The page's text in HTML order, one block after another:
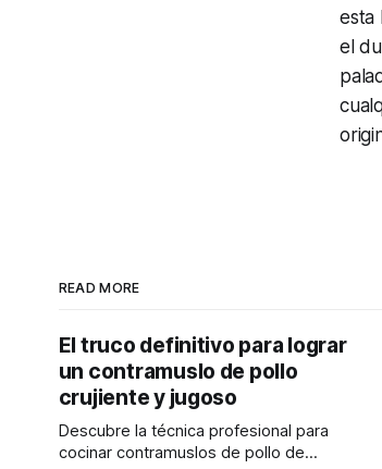
esta
el
READ MORE
El truco definitivo para lograr
un contramuslo de pollo
crujiente y jugoso
Descubre la técnica profesional para
cocinar contramuslos de pollo de